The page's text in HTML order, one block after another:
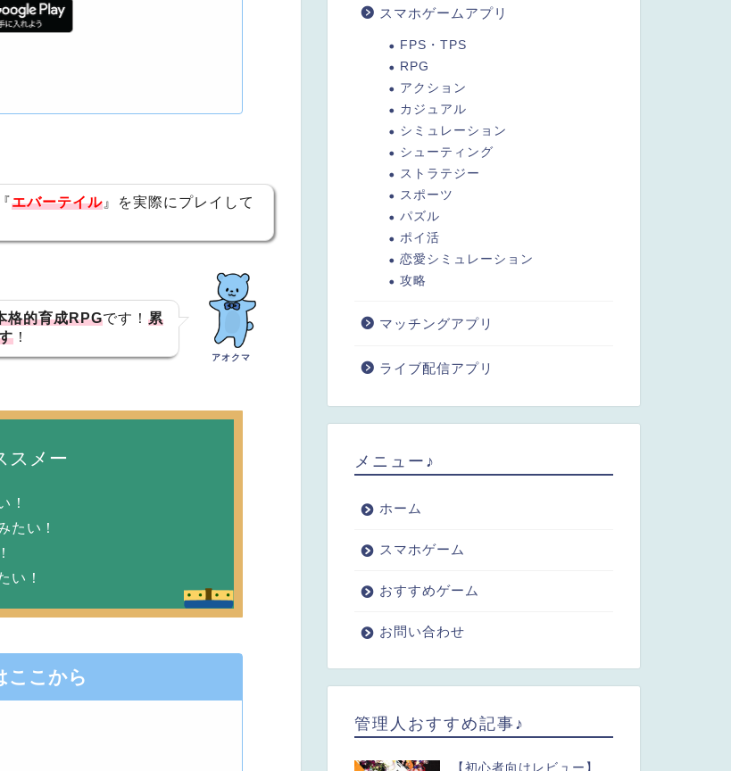
エバーテイル 』を実際にプレイして
格的育成RPGです！ 累
！
アオクマ
スメー
！
たい！
い！
ここから
スマホゲームアプリ
FPS・TPS
RPG
アクション
カジュアル
シミュレーション
シューティング
ストラテジー
スポーツ
パズル
ポイ活
恋愛シミュレーション
攻略
マッチングアプリ
ライブ配信アプリ
メニュー♪
ホーム
スマホゲーム
おすすめゲーム
お問い合わせ
管理人おすすめ記事♪
【初心者向けレビュー】